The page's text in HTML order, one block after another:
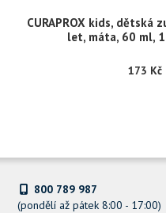
CURAPROX kids, dětská
let, máta, 60 ml,
173 Kč
800 789 987
(pondělí až pátek 8:00 - 17:00)